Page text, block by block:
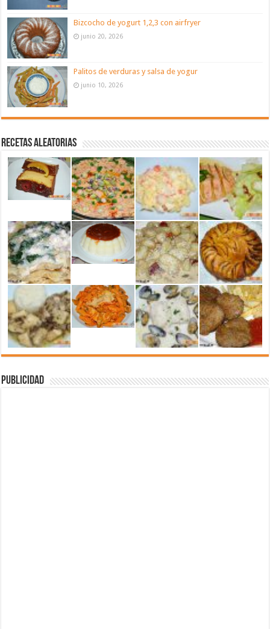
Bizcocho de yogurt 1,2,3 con airfryer
junio 20, 2026
Palitos de verduras y salsa de yogur
junio 10, 2026
Recetas aleatorias
Publicidad